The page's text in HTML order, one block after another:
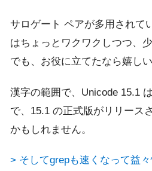
サロゲート ペアが多用されて
はちょっとワクワクしつつ、
でも、お役に立てたなら嬉しい
漢字の範囲で、Unicode 15.1
で、15.1 の正式版がリリース
かもしれません。
> そしてgrepも速くなって益